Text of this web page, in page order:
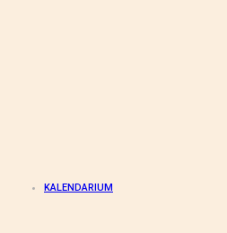
KALENDARIUM